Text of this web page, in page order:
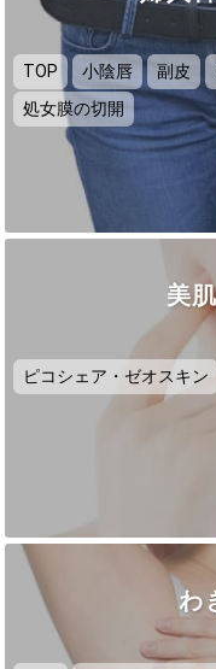
TOP 小陰唇 副皮
処女膜の切開
美
ピコシェア・ゼオスキン
わ